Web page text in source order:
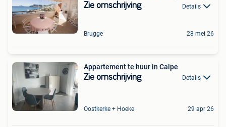
Zie omschrijving Details
Brugge 28 mei 26
Appartement te huur in Calpe
Zie omschrijving Details
Oostkerke + Hoeke 29 apr 26